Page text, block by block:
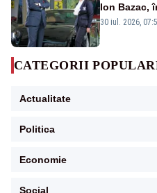
Ion Bazac,
publice
30 iul. 2026,
CATEGORII
Actualitate
Politica
Economie
Social